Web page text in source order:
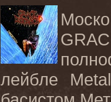
лейбле